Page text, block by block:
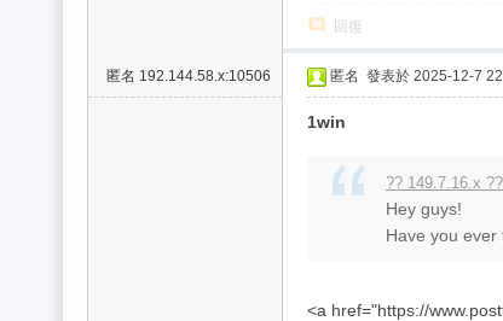
回復
匿名 192.144.58.x:10506 匿名 發表於 2025-12-7
1win
?? 149.7.16.x
Hey guys!
Have you ever
<a href="https://